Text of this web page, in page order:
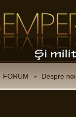
FORUM Despre noi